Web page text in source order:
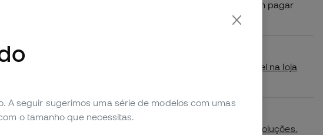
Compra este produto e recebe-o sem pagar
Verifica se este produto está disponível na loja
Primeira troca de tamanho gratuita.
política de devoluções.
A seguir sugerimos uma série de modelos com umas
o tamanho que necessitas.